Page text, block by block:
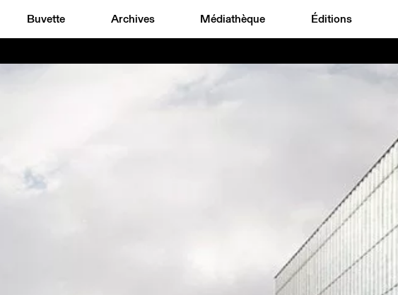
Buvette Archives Médiathèque Éditions